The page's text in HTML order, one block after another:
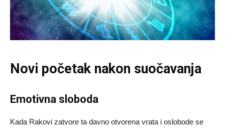
Novi početak nakon suočavanja
Emotivna sloboda
Kada Rakovi zatvore ta davno otvorena vrata i oslobode se